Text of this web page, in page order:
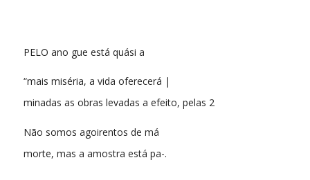
PELO ano gue está quási a
“mais miséria, a vida oferecerá |
minadas as obras levadas a efeito, pelas 2
Não somos agoirentos de má
morte, mas a amostra está pa-.